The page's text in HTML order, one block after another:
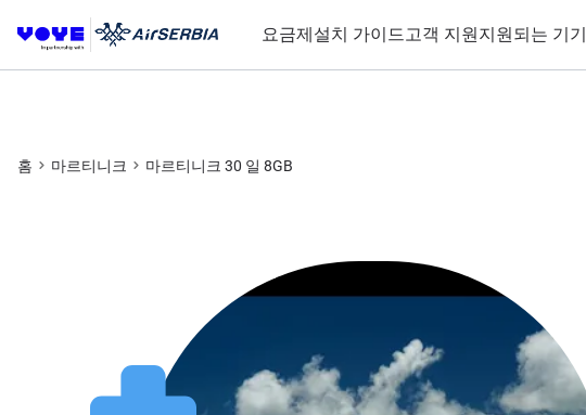
요금제설치 가이드고객 지원지원되는 기기
홈 마르티니크 마르티니크 30 일 8GB